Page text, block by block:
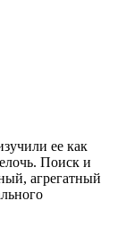
ее как
Поиск и
агрегатный